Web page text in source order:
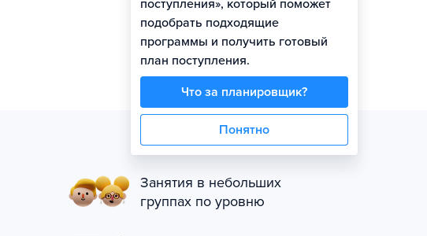
поступления», который поможет
подобрать подходящие
программы и получить готовый
план поступления.
Что за планировщик?
Понятно
Занятия в небольших
группах по уровню